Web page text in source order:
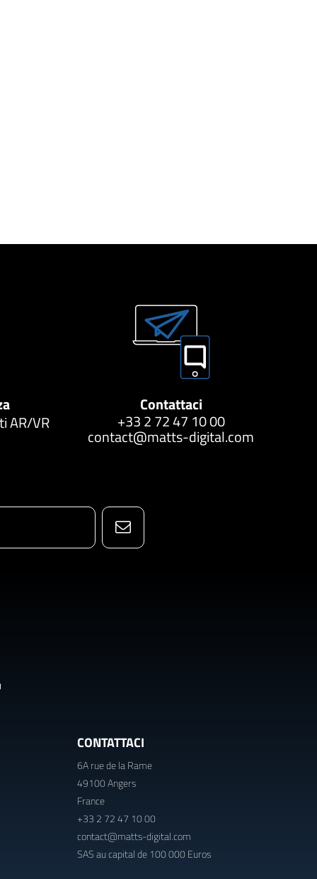
AR/VR
Contattaci
+33 2 72 47 10 00
contact@matts-digital.com
CONTATTACI
6A rue de la Rame
49100 Angers
France
+33 2 72 47 10 00
contact@matts-digital.com
SAS au capital de 100 000 Euros